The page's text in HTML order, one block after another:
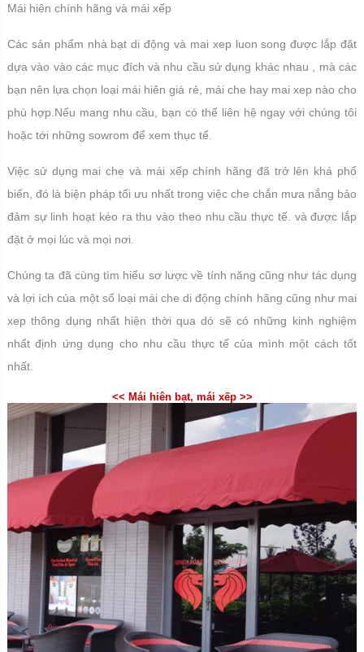
Mái hiên chính hãng và mái xếp
Các sản phẩm nhà bạt di động và mai xep luon song được lắp đặt
dựa vào vào các mục đích và nhu cầu sử dụng khác nhau , mà các
bạn nên lựa chọn loại mái hiên giá rẻ, mái che hay mai xep nào cho
phù hợp.Nếu mang nhu cầu, bạn có thể liên hệ ngay với chúng tôi
hoặc tới những sowrom để xem thục tế.
Việc sử dụng mai che và mái xếp chính hãng đã trở lên khá phổ
biến, đó là biện pháp tối ưu nhất trong việc che chắn mưa nắng bảo
đảm sự linh hoạt kéo ra thu vào theo nhu cầu thực tế. và được lắp
đặt ở mọi lúc và mọi nơi.
Chúng ta đã cùng tìm hiểu sơ lược về tính năng cũng như tác dụng
và lợi ích của một số loại mái che di động chính hãng cũng như mai
xep thông dụng nhất hiện thời qua dó sẽ có những kinh nghiệm
nhất định ứng dụng cho nhu cầu thực tế của mình một cách tốt
nhất.
<< Mái hiên bạt, mái xếp >>